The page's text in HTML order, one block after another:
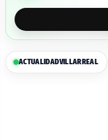
ACTUALIDADVILLARREAL